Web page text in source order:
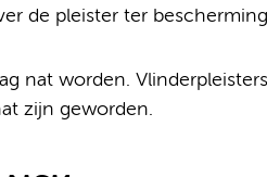
de pleister ter
nat worden.
zijn geworden.